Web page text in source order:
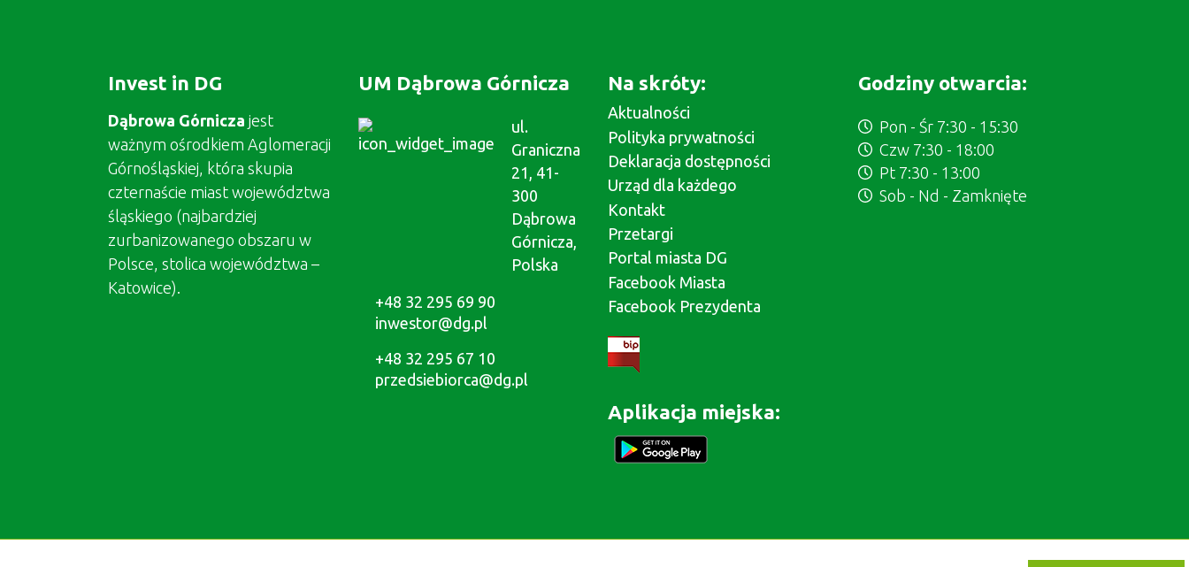
Invest in DG
Dąbrowa Górnicza jest
ważnym ośrodkiem Aglomeracji
Górnośląskiej, która skupia
czternaście miast województwa
śląskiego (najbardziej
zurbanizowanego obszaru w
Polsce, stolica województwa –
Katowice).
UM Dąbrowa Górnicza
ul.
Graniczna
21, 41-
300
Dąbrowa
Górnicza,
Polska
+48 32 295 69 90
inwestor@dg.pl
+48 32 295 67 10
przedsiebiorca@dg.pl
Na skróty:
Aktualności
Polityka prywatności
Deklaracja dostępności
Urząd dla każdego
Kontakt
Przetargi
Portal miasta DG
Facebook Miasta
Facebook Prezydenta
Aplikacja miejska:
Godziny otwarcia:
Pon - Śr 7:30 - 15:30
Czw 7:30 - 18:00
Pt 7:30 - 13:00
Sob - Nd - Zamknięte